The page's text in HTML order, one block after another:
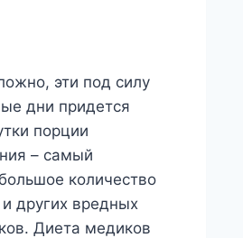
эти под силу
дни придется
порции
– самый
количество
других вредных
Диета медиков